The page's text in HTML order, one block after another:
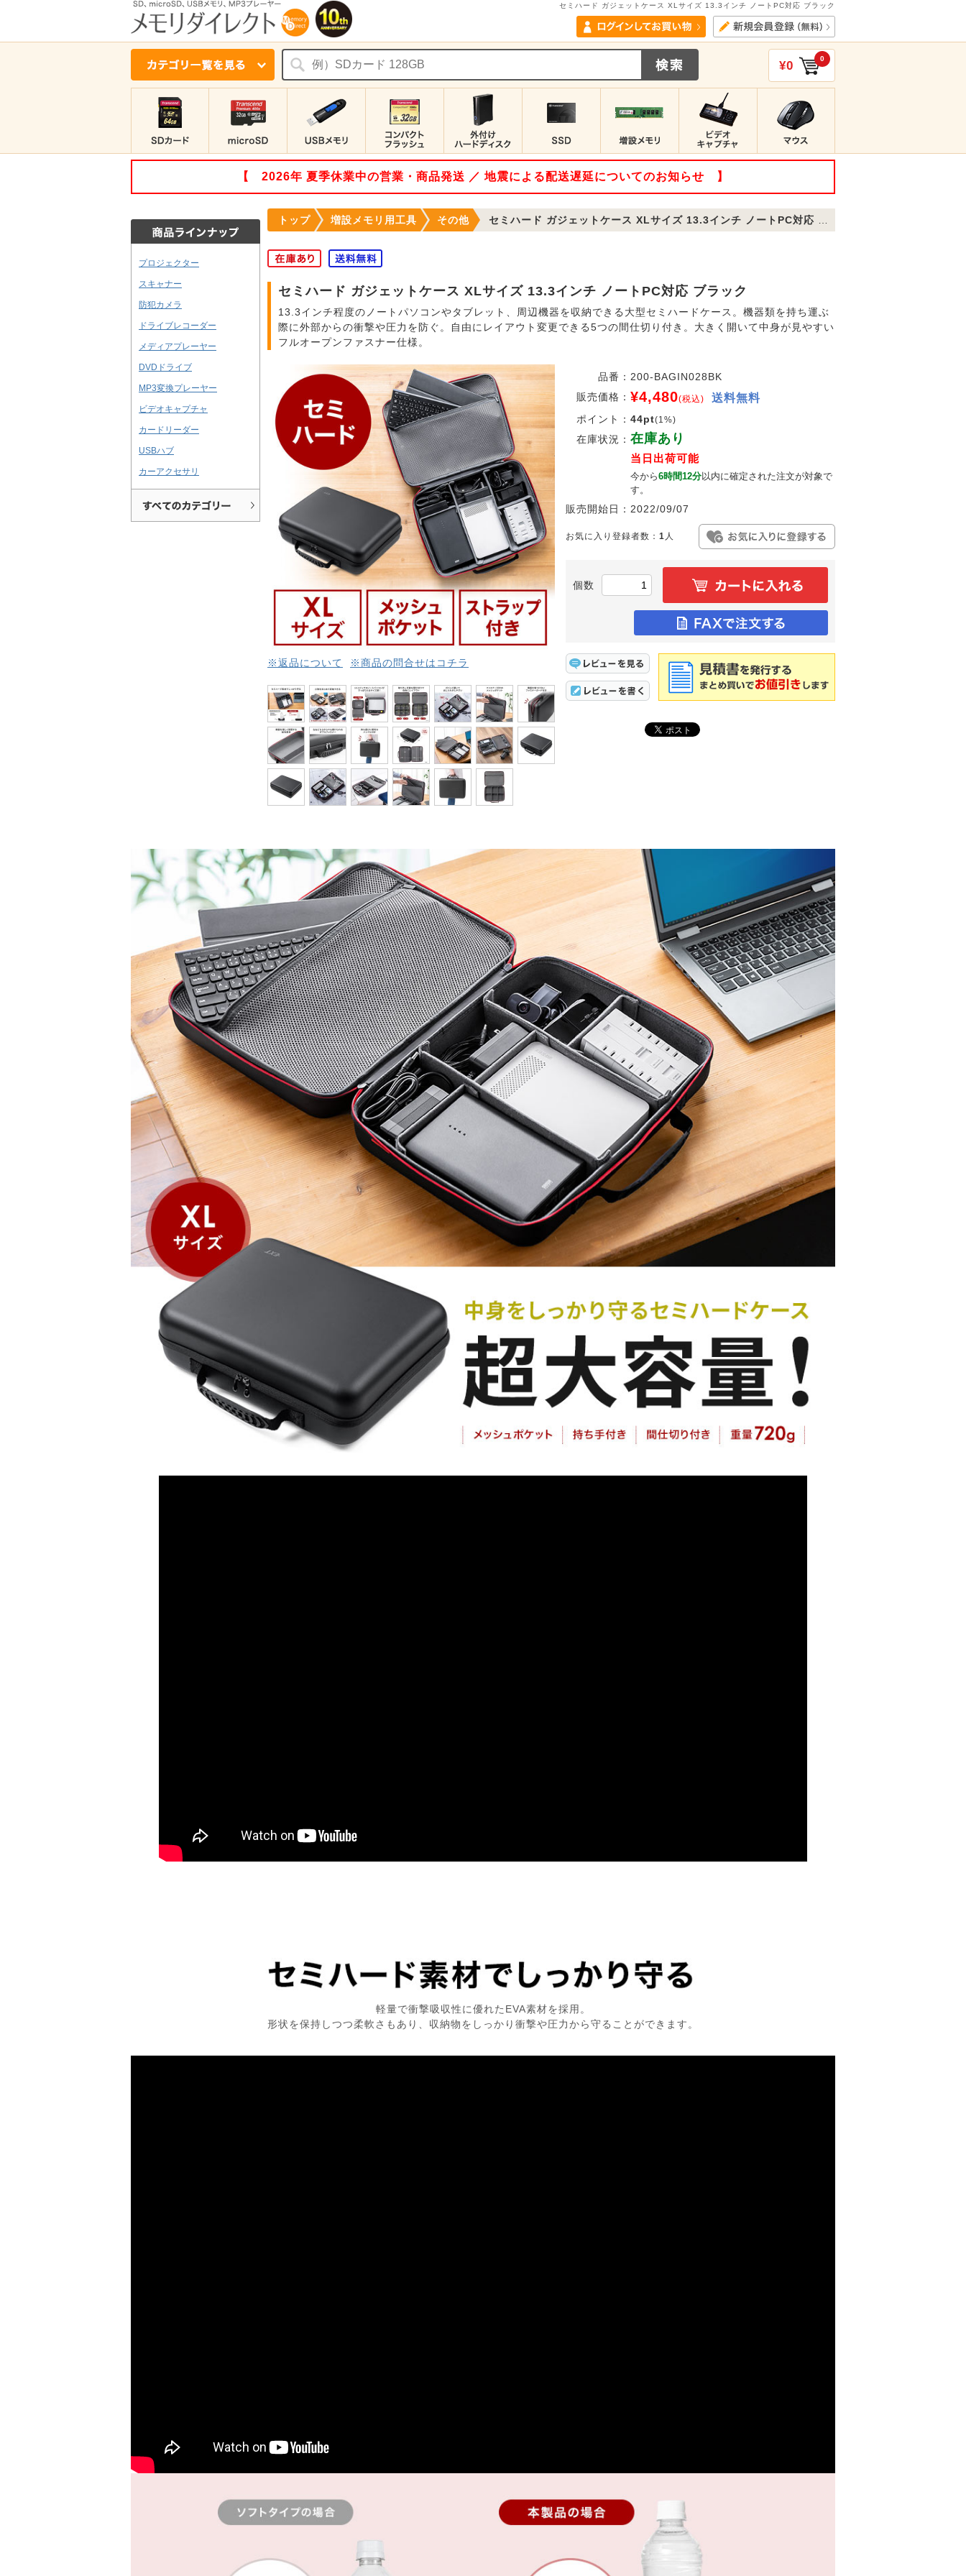
セミハード ガジェットケース XLサイズ 13.3インチ ノートPC対応 ブラック
¥0 0
【 2026年 夏季休業中の営業・商品発送 ／ 地震による配送遅延についてのお知らせ 】
プロジェクター
スキャナー
防犯カメラ
ドライブレコーダー
メディアプレーヤー
DVDドライブ
MP3変換プレーヤー
ビデオキャプチャ
カードリーダー
USBハブ
カーアクセサリ
トップ 増設メモリ用工具 その他 セミハード ガジェットケース XLサイズ 13.3インチ ノートPC対応 ブラック
セミハード ガジェットケース XLサイズ 13.3インチ ノートPC対応 ブラック
13.3インチ程度のノートパソコンやタブレット、周辺機器を収納できる大型セミハードケース。機器類を持ち運ぶ
際に外部からの衝撃や圧力を防ぐ。自由にレイアウト変更できる5つの間仕切り付き。大きく開いて中身が見やすい
フルオープンファスナー仕様。
※返品について ※商品の問合せはコチラ
品番： 200-BAGIN028BK
販売価格： ¥4,480(税込) 送料無料
ポイント： 44pt(1%)
在庫状況： 在庫あり
当日出荷可能
今から6時間12分以内に確定された注文が対象で
す。
販売開始日： 2022/09/07
お気に入り登録者数： 1 人
個数
軽量で衝撃吸収性に優れたEVA素材を採用。
形状を保持しつつ柔軟さもあり、収納物をしっかり衝撃や圧力から守ることができます。